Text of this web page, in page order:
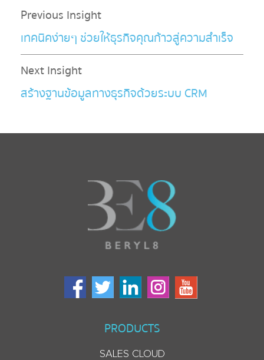
Previous Insight
เทคนิคง่ายๆ ช่วยให้ธุรกิจคุณก้าวสู่ความสำเร็จ
Next Insight
สร้างฐานข้อมูลทางธุรกิจด้วยระบบ CRM
PRODUCTS
SALES CLOUD